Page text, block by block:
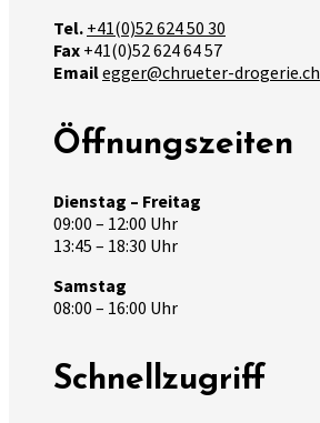
Tel. +41(0)52 624 50 30
Fax +41(0)52 624 64 57
Emailegger@chrueter-drogerie.ch
Öffnungszeiten
Dienstag – Freitag
09:00 – 12:00 Uhr
13:45 – 18:30 Uhr
Samstag
08:00 – 16:00 Uhr
Schnellzugriff